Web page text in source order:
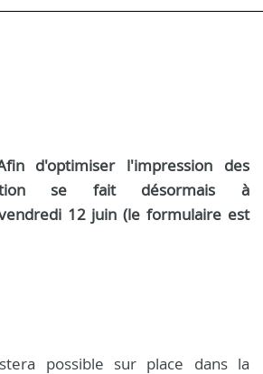
d'optimiser l'impression des
se fait désormais à
12 juin (le formulaire est
possible sur place dans la